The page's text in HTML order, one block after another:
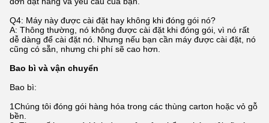
Q4: Máy này được cài đặt hay không khi đóng gói nó?
A: Thông thường, nó không được cài đặt khi đóng gói, vì nó rất
dễ dàng để cài đặt nó. Nhưng nếu bạn cần máy được cài đặt, nó
cũng có sẵn, nhưng chi phí sẽ cao hơn.
Bao bì và vận chuyển
Bao bì:
1Chúng tôi đóng gói hàng hóa trong các thùng carton hoặc vỏ gỗ
bền.